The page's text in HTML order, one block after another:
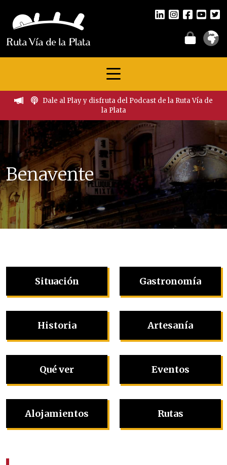
Dale al Play y disfruta del Podcast de la Ruta Vía de
la Plata
Benavente
Situación
Historia
Qué ver
Alojamientos
Gastronomía
Artesanía
Eventos
Rutas